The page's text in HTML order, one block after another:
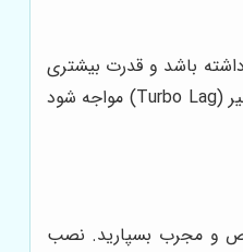
داشته باشد و قدرت بیشتری
تولید کند. همچنین، توربوشارژر معمولاً بازده بیشتری نسبت به سوپرشارژر دارد و مصرف سوخت را کمتر افزایش می‌دهد. با این حال، توربوشارژر ممکن است با پدیده تاخیر (Turbo Lag) مواجه شود
و مجرب بسپارید. نصب